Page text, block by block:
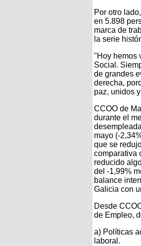
Por otro
en 5.898
marca de
la serie
"Hoy hemos
Social.
de grandes
derecha,
paz, unidos
CCOO de
durante el
mayo (-
que se
comparativa
reducido
del -1,99%
balance
Galicia con
Desde
de Empleo,
a) Políticas
laboral.